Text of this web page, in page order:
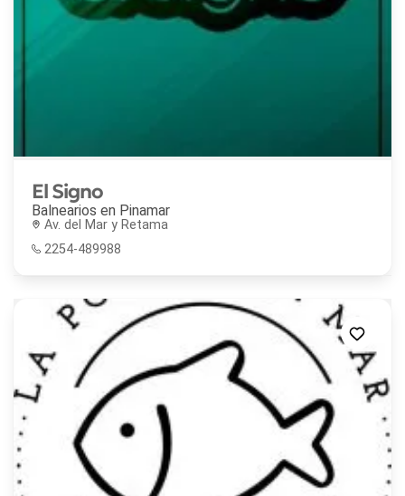
El Signo
Balnearios en Pinamar
Av. del Mar y Retama
2254-489988